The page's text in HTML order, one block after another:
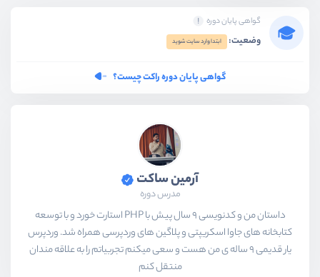
گواهی پایان دوره
وضعیت: ابتدا وارد سایت شوید
گواهی پایان دوره راکت چیست؟
آرمین ساکت
مدرس دوره
داستان من و کدنویسی 9 سال پیش با PHP استارت خورد و با توسعه
کتابخانه های جاوا اسکریپتی و پلاگین های وردپرسی همراه شد. وردپرس
یار قدیمی 9 ساله ی من هست و سعی میکنم تجربیاتم را به علاقه مندان
منتقل کنم